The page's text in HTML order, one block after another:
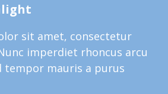
sit amet, consectetur
imperdiet rhoncus arcu
tempor mauris a purus